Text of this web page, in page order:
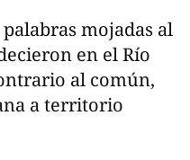
mojadas al
en el Río
al común,
a territorio